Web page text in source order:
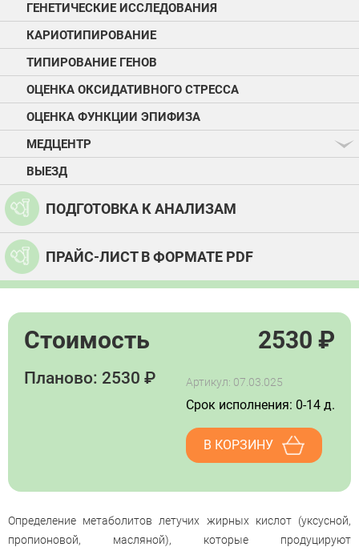
ГЕНЕТИЧЕСКИЕ ИССЛЕДОВАНИЯ
КАРИОТИПИРОВАНИЕ
ТИПИРОВАНИЕ ГЕНОВ
ОЦЕНКА ОКСИДАТИВНОГО СТРЕССА
ОЦЕНКА ФУНКЦИИ ЭПИФИЗА
МЕДЦЕНТР
ВЫЕЗД
ПОДГОТОВКА К АНАЛИЗАМ
ПРАЙС-ЛИСТ В ФОРМАТЕ PDF
Стоимость 2530 ₽
Планово: 2530 ₽ Артикул: 07.03.025
Срок исполнения: 0-14 д.
В КОРЗИНУ
Определение метаболитов летучих жирных кислот (уксусной,
пропионовой, масляной), которые продуцируют